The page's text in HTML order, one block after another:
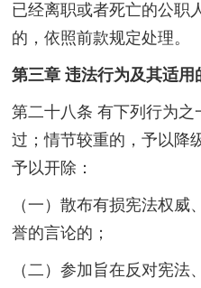
已经离职或者死亡的公职
的，依照前款规定处理。
第三章 违法行为及其适用
第二十八条 有下列行为
过；情节较重的，予以降
予以开除：
（一）散布有损宪法权
誉的言论的；
（二）参加旨在反对宪